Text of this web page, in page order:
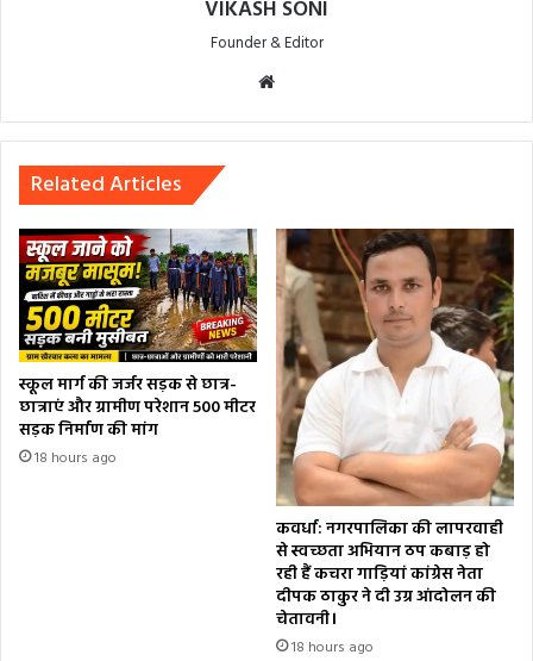
VIKASH SONI
Founder & Editor
Related Articles
स्कूल मार्ग की जर्जर सड़क से छात्र-
छात्राएं और ग्रामीण परेशान 500 मीटर
सड़क निर्माण की मांग
18 hours ago
कवर्धा: नगरपालिका की लापरवाही
से स्वच्छता अभियान ठप कबाड़ हो
रही हैं कचरा गाड़ियां कांग्रेस नेता
दीपक ठाकुर ने दी उग्र आंदोलन की
चेतावनी।
18 hours ago